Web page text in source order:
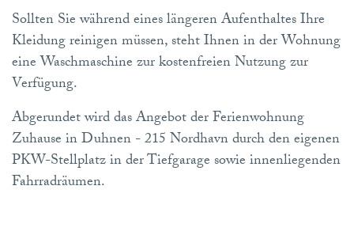
Sollten Sie während eines längeren Aufenthaltes Ihre
Kleidung reinigen müssen, steht Ihnen in der Wohnung
eine Waschmaschine zur kostenfreien Nutzung zur
Verfügung.
Abgerundet wird das Angebot der Ferienwohnung
Zuhause in Duhnen - 215 Nordhavn durch den eigenen
PKW-Stellplatz in der Tiefgarage sowie innenliegenden
Fahrradräumen.